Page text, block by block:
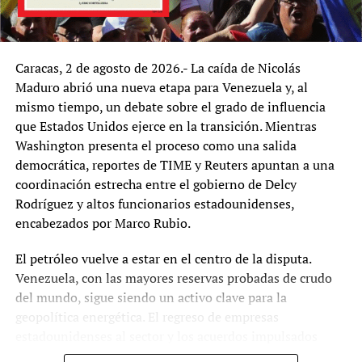
El exalcalde de Lima Ricardo Belmont de «Obras»
también respaldó a Pedro Castillo
reuniéndose con líderes afines como el ex presidente
Pedro Castillo, el nacionalista Antauro Humala, el ex
alcalde de Lima Ricardo Belmont, el ex premier Aníbal
Caracas, 2 de agosto de 2026.- La caída de Nicolás
Maduro abrió una nueva etapa para Venezuela y, al
mismo tiempo, un debate sobre el grado de influencia
que Estados Unidos ejerce en la transición. Mientras
Washington presenta el proceso como una salida
democrática, reportes de TIME y Reuters apuntan a una
coordinación estrecha entre el gobierno de Delcy
Rodríguez y altos funcionarios estadounidenses,
encabezados por Marco Rubio.
El petróleo vuelve a estar en el centro de la disputa.
Venezuela, con las mayores reservas probadas de crudo
del mundo, sigue siendo un activo clave para la
geopolítica energética. El regreso de empresas
durante la transición han reforzado la percepción de que